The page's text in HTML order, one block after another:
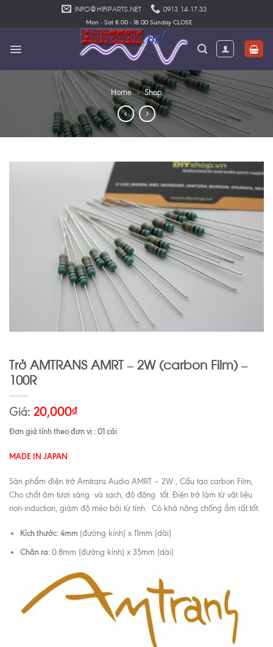
INFO@HIFIPARTS.NET 0913 14.17.33
Mon - Sat 8.00 - 18.00 Sunday CLOSE
Home » Shop
Trở AMTRANS AMRT – 2W (carbon Film) –
100R
Giá: 20,000₫
Đơn giá tính theo đơn vị : 01 cái
MADE IN JAPAN
Sản phẩm điện trở Amtrans Audio AMRT – 2W , Cấu tạo carbon Film,
Cho chất âm tươi sáng và sạch, độ động tốt. Điện trở làm từ vật liệu
non-induction, giảm độ méo bởi từ tính. Có khả năng chống ẩm rất tốt.
Kích thước: 4mm (đường kính) x 11mm (dài)
Chân ra:0.8mm (đường kính) x 35mm (dài)